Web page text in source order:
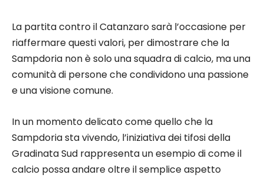
La partita contro il Catanzaro sarà l’occasione per
riaffermare questi valori, per dimostrare che la
Sampdoria non è solo una squadra di calcio, ma una
comunità di persone che condividono una passione
e una visione comune.
In un momento delicato come quello che la
Sampdoria sta vivendo, l’iniziativa dei tifosi della
Gradinata Sud rappresenta un esempio di come il
calcio possa andare oltre il semplice aspetto